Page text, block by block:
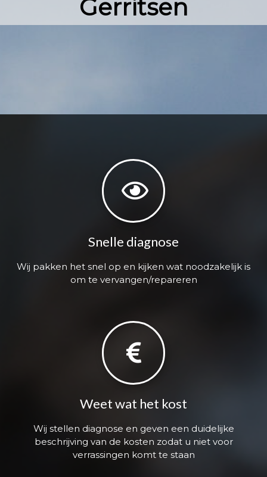
Gerritsen
Snelle diagnose
Wij pakken het snel op en kijken wat noodzakelijk is
om te vervangen/repareren
Weet wat het kost
Wij stellen diagnose en geven een duidelijke
beschrijving van de kosten zodat u niet voor
verrassingen komt te staan